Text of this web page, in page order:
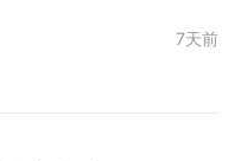
7天前